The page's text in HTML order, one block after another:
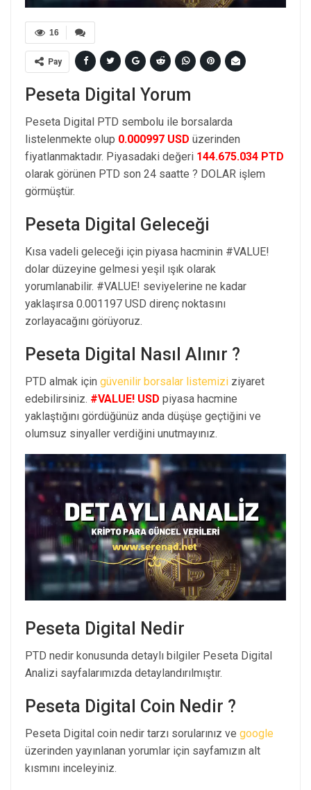
16
Pay
Peseta Digital Yorum
Peseta Digital PTD sembolu ile borsalarda
listelenmekte olup 0.000997 USD üzerinden
fiyatlanmaktadır. Piyasadaki değeri 144.675.034 PTD
olarak görünen PTD son 24 saatte ? DOLAR işlem
görmüştür.
Peseta Digital Geleceği
Kısa vadeli geleceği için piyasa hacminin #VALUE!
dolar düzeyine gelmesi yeşil ışık olarak
yorumlanabilir. #VALUE! seviyelerine ne kadar
yaklaşırsa 0.001197 USD direnç noktasını
zorlayacağını görüyoruz.
Peseta Digital Nasıl Alınır ?
PTD almak için güvenilir borsalar listemizi ziyaret
edebilirsiniz. #VALUE! USD piyasa hacmine
yaklaştığını gördüğünüz anda düşüşe geçtiğini ve
olumsuz sinyaller verdiğini unutmayınız.
Peseta Digital Nedir
PTD nedir konusunda detaylı bilgiler Peseta Digital
Analizi sayfalarımızda detaylandırılmıştır.
Peseta Digital Coin Nedir ?
Peseta Digital coin nedir tarzı sorularınız ve google
üzerinden yayınlanan yorumlar için sayfamızın alt
kısmını inceleyiniz.